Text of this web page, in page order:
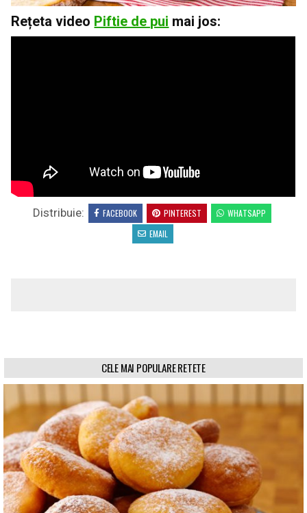
Rețeta video Piftie de pui mai jos:
Distribuie: FACEBOOK PINTEREST
WHATSAPP
EMAIL
CELE MAI POPULARE RETETE